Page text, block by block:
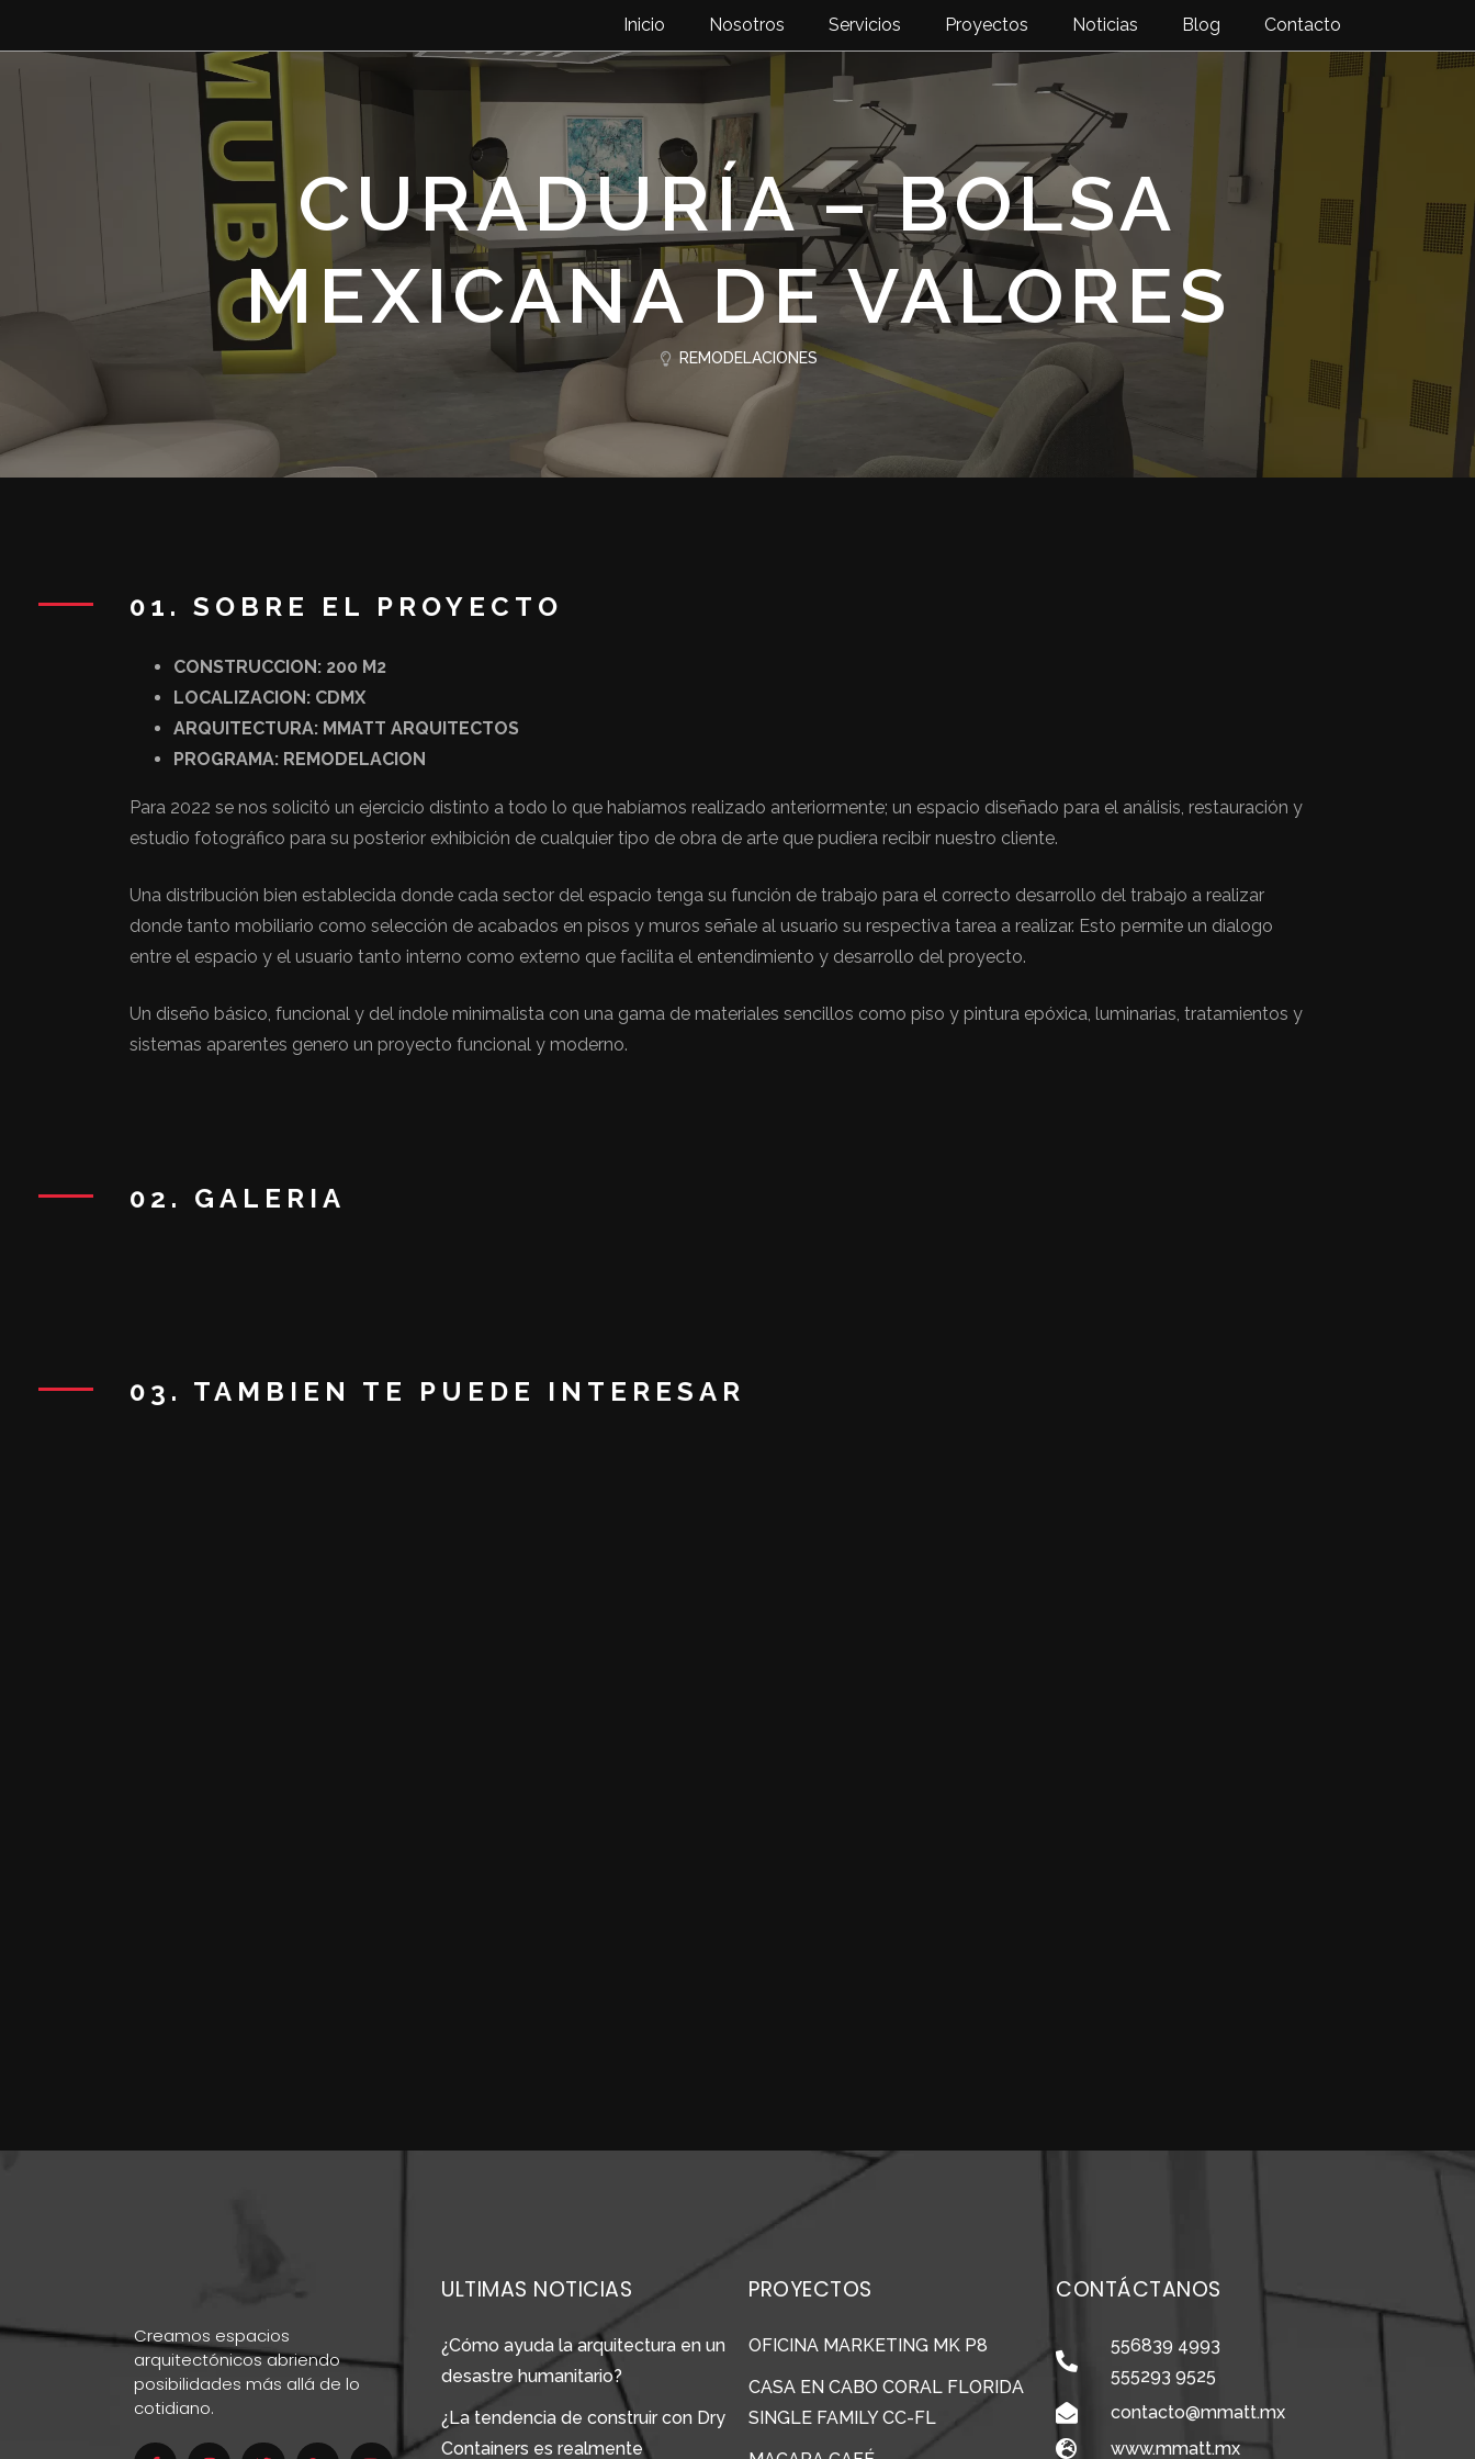
Inicio Nosotros Servicios Proyectos Noticias Blog Contacto
CURADURÍA – BOLSA
MEXICANA DE VALORES
REMODELACIONES
01. SOBRE EL PROYECTO
CONSTRUCCION: 200 M2
LOCALIZACION: CDMX
ARQUITECTURA: MMATT ARQUITECTOS
PROGRAMA: REMODELACION
Para 2022 se nos solicitó un ejercicio distinto a todo lo que habíamos realizado anteriormente; un espacio diseñado para el análisis, restauración y
estudio fotográfico para su posterior exhibición de cualquier tipo de obra de arte que pudiera recibir nuestro cliente.
Una distribución bien establecida donde cada sector del espacio tenga su función de trabajo para el correcto desarrollo del trabajo a realizar
donde tanto mobiliario como selección de acabados en pisos y muros señale al usuario su respectiva tarea a realizar. Esto permite un dialogo
entre el espacio y el usuario tanto interno como externo que facilita el entendimiento y desarrollo del proyecto.
Un diseño básico, funcional y del índole minimalista con una gama de materiales sencillos como piso y pintura epóxica, luminarias, tratamientos y
sistemas aparentes genero un proyecto funcional y moderno.
02. GALERIA
03. TAMBIEN TE PUEDE INTERESAR
Creamos espacios
arquitectónicos abriendo
posibilidades más allá de lo
cotidiano.
ULTIMAS NOTICIAS
¿Cómo ayuda la arquitectura en un
desastre humanitario?
¿La tendencia de construir con Dry
Containers es realmente
PROYECTOS
OFICINA MARKETING MK P8
CASA EN CABO CORAL FLORIDA
SINGLE FAMILY CC-FL
CONTÁCTANOS
556839 4993
555293 9525
contacto@mmatt.mx
www.mmatt.mx